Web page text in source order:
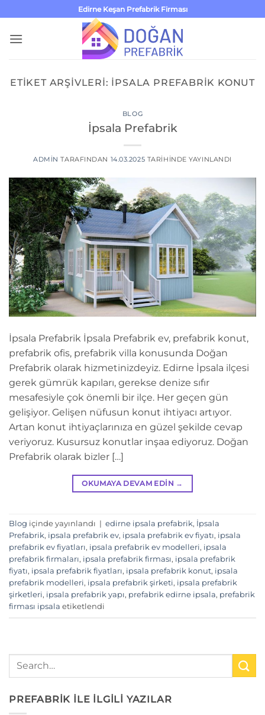
atla
Edirne Keşan Prefabrik Firması
ETIKET ARŞIVLERI: IPSALA PREFABRIK KONUT
BLOG
İpsala Prefabrik
ADMIN TARAFINDAN 14.03.2025 TARIHINDE YAYINLANDI
İpsala Prefabrik İpsala Prefabrik ev, prefabrik konut,
prefabrik ofis, prefabrik villa konusunda Doğan
Prefabrik olarak hizmetinizdeyiz. Edirne İpsala ilçesi
gerek gümrük kapıları, gerekse denize sıfır
mesafesiyle çok önemli bir ilçe. Her geçen gün
gelişiyor. Gelişen nüfusun konut ihtiyacı artıyor.
Artan konut ihtiyaçlarınıza en güzel şekilde cevap
veriyoruz. Kusursuz konutlar inşaa ediyoruz. Doğan
Prefabrik olarak bizler […]
OKUMAYA DEVAM EDIN →
Blog içinde yayınlandı | edirne ipsala prefabrik, İpsala
Prefabrik, ipsala prefabrik ev, ipsala prefabrik ev fiyatı, ipsala
prefabrik ev fiyatları, ipsala prefabrik ev modelleri, ipsala
prefabrik firmaları, ipsala prefabrik firması, ipsala prefabrik
fiyatı, ipsala prefabrik fiyatları, ipsala prefabrik konut, ipsala
prefabrik modelleri, ipsala prefabrik şirketi, ipsala prefabrik
şirketleri, ipsala prefabrik yapı, prefabrik edirne ipsala, prefabrik
firması ipsala etiketlendi
PREFABRİK İLE İLGİLİ YAZILAR